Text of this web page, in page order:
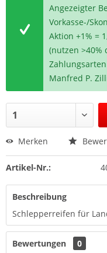
Angezeigter
Vorkasse-/
Aktion +1% =
(nutzen >40%
Manfred P.
Merken
Artikel-Nr.:
Beschreibung
Schlepperreifen für
Bewertungen
0